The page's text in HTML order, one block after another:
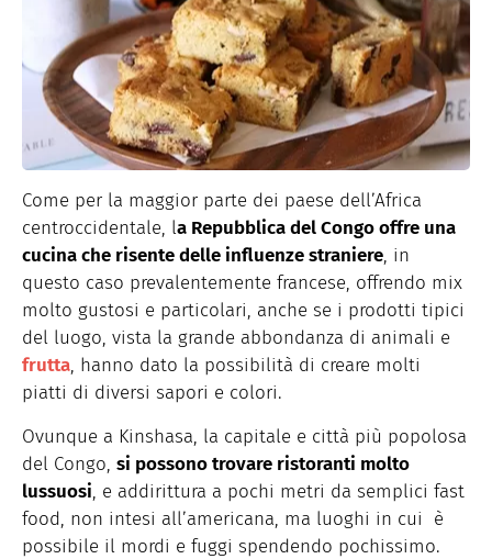
Come per la maggior parte dei paese dell’Africa
centroccidentale, la Repubblica del Congo offre una
cucina che risente delle influenze straniere, in
questo caso prevalentemente francese, offrendo mix
molto gustosi e particolari, anche se i prodotti tipici
del luogo, vista la grande abbondanza di animali e
frutta, hanno dato la possibilità di creare molti
piatti di diversi sapori e colori.
Ovunque a Kinshasa, la capitale e città più popolosa
del Congo, si possono trovare ristoranti molto
lussuosi, e addirittura a pochi metri da semplici fast
food, non intesi all’americana, ma luoghi in cui è
possibile il mordi e fuggi spendendo pochissimo.